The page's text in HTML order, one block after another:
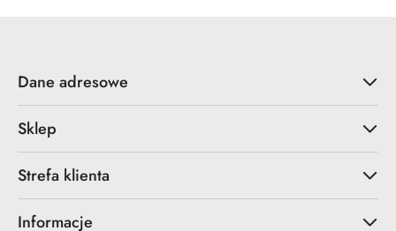
Dane adresowe
Sklep
Strefa klienta
Informacje